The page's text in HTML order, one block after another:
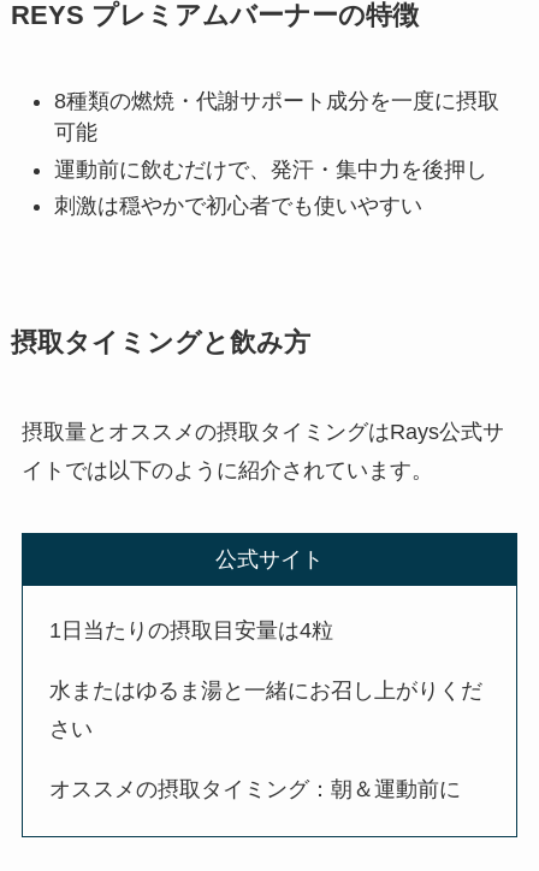
REYS プレミアムバーナーの特徴
8種類の燃焼・代謝サポート成分を一度に摂取
可能
運動前に飲むだけで、発汗・集中力を後押し
刺激は穏やかで初心者でも使いやすい
摂取タイミングと飲み方
摂取量とオススメの摂取タイミングはRays公式サ
イトでは以下のように紹介されています。
公式サイト
1日当たりの摂取目安量は4粒
水またはゆるま湯と一緒にお召し上がりくだ
さい
オススメの摂取タイミング：朝＆運動前に